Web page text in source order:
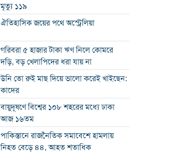
মৃত্যু ১১৯
ঐতিহাসিক জয়ের পথে অস্ট্রেলিয়া
গরিবরা ৫ হাজার টাকা ঋণ নিলে কোমরে
দড়ি, বড় খেলাপিদের ধরা যায় না
উনি তো রুই মাছ দিয়ে ভালো করেই খাইছেন:
কাদের
বায়ুদূষণে বিশ্বের ১০৮ শহরের মধ্যে ঢাকা
আজ ১৬তম
পাকিস্তানে রাজনৈতিক সমাবেশে হামলায়
নিহত বেড়ে ৪৪, আহত শতাধিক